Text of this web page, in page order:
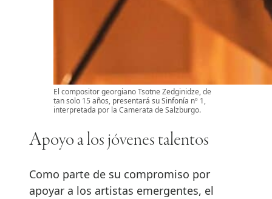
El compositor georgiano Tsotne Zedginidze, de
tan solo 15 años, presentará su Sinfonía nº 1,
interpretada por la Camerata de Salzburgo.
Apoyo a los jóvenes talentos
Como parte de su compromiso por
apoyar a los artistas emergentes, el